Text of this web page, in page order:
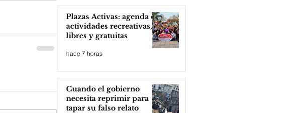
Plazas Activas: agenda de
actividades recreativas,
libres y gratuitas
hace 7 horas
Cuando el gobierno
necesita reprimir para
tapar su falso relato